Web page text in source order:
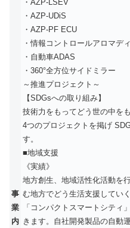
事
業
内
・AZP-LSEV
・AZP-UDiS
・AZP-PF ECU
・情報コントロールアロマデ
・自動車ADAS
・360°全方位サイドミラー
～推進プロジェクト～
【SDGsへの取り組み】
技術力をもってどう世の中を
4つのプロジェクトを掲げ
す。
■地域支援
《実績》
地方創生、地域活性化活動を
む地方でどう生活支援してい
「コンパクトスマートシティ
きます。自社開発製品の自動